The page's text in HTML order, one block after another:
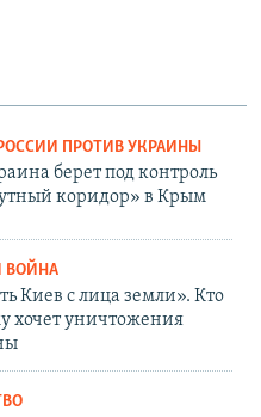
ПРОТИВ УКРАИНЫ
берет под контроль
коридор» в Крым
ВОЙНА
Киев с лица земли». Кто
хочет уничтожения